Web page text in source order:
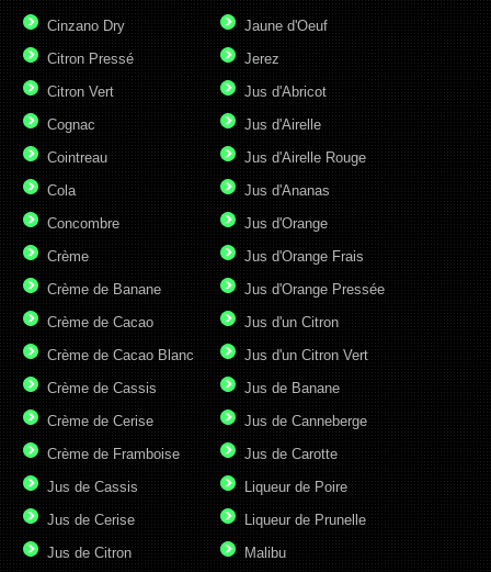
Cinzano Dry
Citron Pressé
Citron Vert
Cognac
Cointreau
Cola
Concombre
Crème
Crème de Banane
Crème de Cacao
Crème de Cacao Blanc
Crème de Cassis
Crème de Cerise
Crème de Framboise
Jaune d'Oeuf
Jerez
Jus d'Abricot
Jus d'Airelle
Jus d'Airelle Rouge
Jus d'Ananas
Jus d'Orange
Jus d'Orange Frais
Jus d'Orange Pressée
Jus d'un Citron
Jus d'un Citron Vert
Jus de Banane
Jus de Canneberge
Jus de Carotte
Jus de Cassis
Jus de Cerise
Jus de Citron
Liqueur de Poire
Liqueur de Prunelle
Malibu